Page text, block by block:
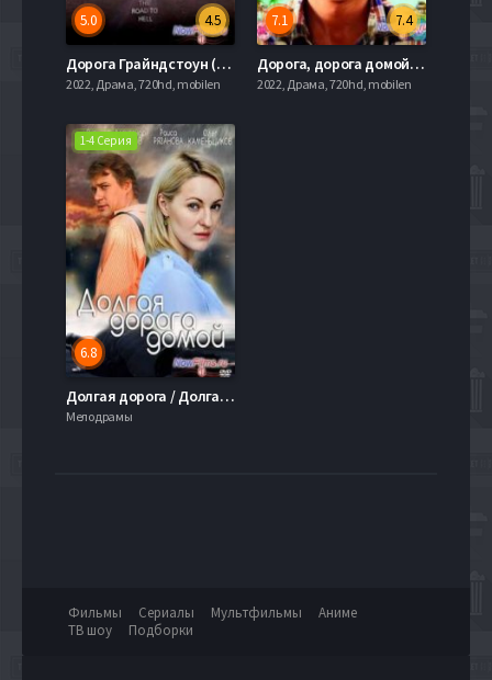
4.5
5.0
Дорога Грайндстоун (2008)
2022, Драма, 720hd, mobilen
7.4
7.1
Дорога, дорога домой (2013)
2022, Драма, 720hd, mobilen
1-4 Серия
6.8
Долгая дорога / Долгая дорога домой (2013)
Мелодрамы
Фильмы Сериалы Мультфильмы
Аниме
ТВ шоу
Подборки